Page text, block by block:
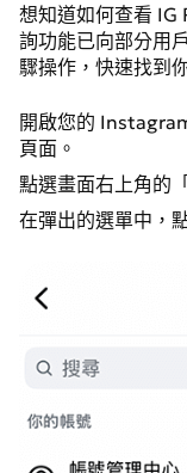
想知道如何查看 IG
詢功能已向部分用
驟操作，快速找到
開啟您的
頁面。
點選畫面右上角的
在彈出的選單中，